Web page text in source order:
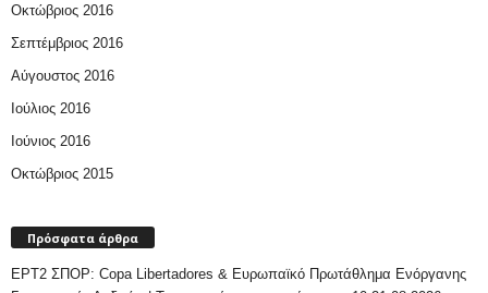
Οκτώβριος 2016
Σεπτέμβριος 2016
Αύγουστος 2016
Ιούλιος 2016
Ιούνιος 2016
Οκτώβριος 2015
Πρόσφατα άρθρα
ΕΡΤ2 ΣΠΟΡ: Copa Libertadores & Ευρωπαϊκό Πρωτάθλημα Ενόργανης